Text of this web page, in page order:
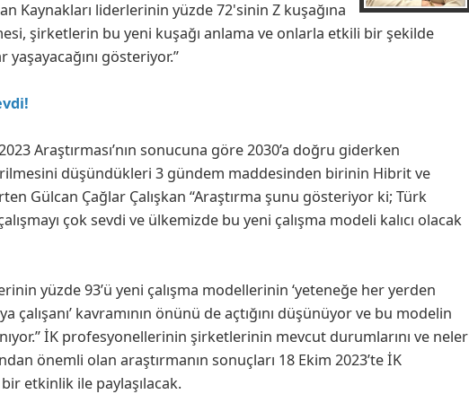
Kaynakları liderlerinin yüzde 72'sinin Z kuşağına
şirketlerin bu yeni kuşağı anlama ve onlarla etkili bir şekilde
gösteriyor.”
Araştırması’nın sonucuna göre 2030’a doğru giderken
düşündükleri 3 gündem maddesinden birinin Hibrit ve
Gülcan Çağlar Çalışkan “Araştırma şunu gösteriyor ki; Türk
çok sevdi ve ülkemizde bu yeni çalışma modeli kalıcı olacak
yüzde 93’ü yeni çalışma modellerinin ‘yeteneğe her yerden
çalışanı’ kavramının önünü de açtığını düşünüyor ve bu modelin
İK profesyonellerinin şirketlerinin mevcut durumlarını ve neler
önemli olan araştırmanın sonuçları 18 Ekim 2023’te İK
etkinlik ile paylaşılacak.